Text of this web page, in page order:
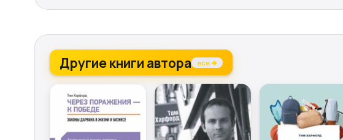
Другие книги автора все →